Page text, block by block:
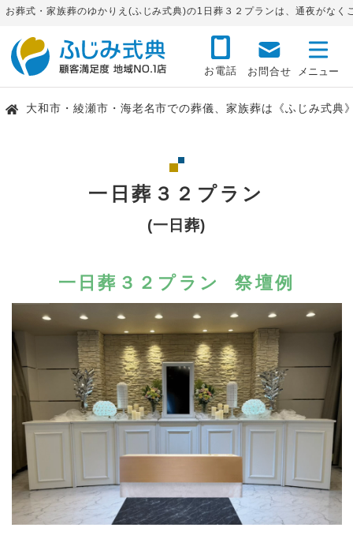
お葬式・家族葬のゆかりえ(ふじみ式典)の1日葬３２プランは、通夜がなく
お電話 お問合せ
大和市・綾瀬市・海老名市での葬儀、家族葬は《ふじみ式典
一日葬３２プラン
(一日葬)
一日葬３２プラン 祭壇例